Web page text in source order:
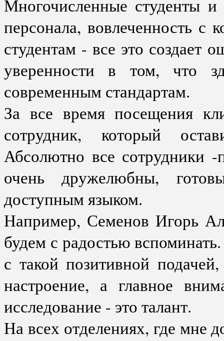
Многочисленные студенты и
персонала, вовлеченность с
студентам - все это создает
уверенности в том, что
современным стандартам.
За все время посещения
сотрудник, который
Абсолютно все сотрудники
очень дружелюбны,
доступным языком.
Например, Семенов Игорь
будем с радостью
с такой позитивной
настроение, а главное
исследование - это талант.
На всех отделениях, где мне